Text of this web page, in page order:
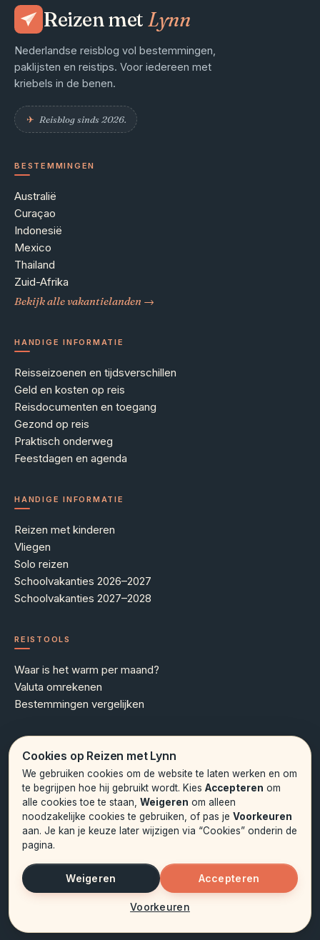
Reizen met Lynn
Nederlandse reisblog vol bestemmingen,
paklijsten en reistips. Voor iedereen met
kriebels in de benen.
✈︎ Reisblog sinds 2026.
BESTEMMINGEN
Australië
Curaçao
Indonesië
Mexico
Thailand
Zuid-Afrika
Bekijk alle vakantielanden →
HANDIGE INFORMATIE
Reisseizoenen en tijdsverschillen
Geld en kosten op reis
Reisdocumenten en toegang
Gezond op reis
Praktisch onderweg
Feestdagen en agenda
HANDIGE INFORMATIE
Reizen met kinderen
Vliegen
Solo reizen
Schoolvakanties 2026–2027
Schoolvakanties 2027–2028
REISTOOLS
Waar is het warm per maand?
Valuta omrekenen
Bestemmingen vergelijken
MEER WETEN
Over Lynn
Contact
Hoe onze artikelen tot stand komen
Privacybeleid
Cookieverklaring
© 2026 Reizen met Lynn. Alle rechten voorbehouden.
Cookies op Reizen met Lynn
We gebruiken cookies om de website te laten werken en om
te begrijpen hoe hij gebruikt wordt. Kies Accepteren om
alle cookies toe te staan, Weigeren om alleen
noodzakelijke cookies te gebruiken, of pas je Voorkeuren
aan. Je kan je keuze later wijzigen via “Cookies” onderin de
pagina.
Weigeren
Voorkeuren
Accepteren